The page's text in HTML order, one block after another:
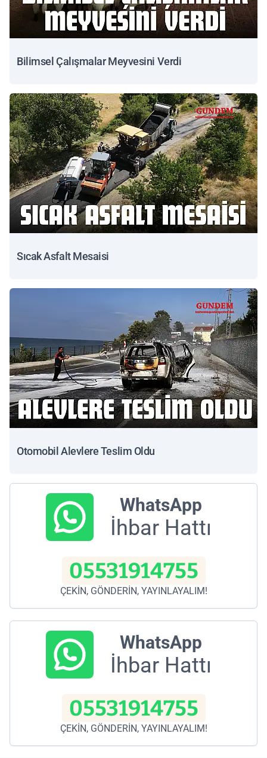
Bilimsel Çalışmalar Meyvesini Verdi
Sıcak Asfalt Mesaisi
Otomobil Alevlere Teslim Oldu
WhatsApp
İhbar Hattı
05531914755
ÇEKİN, GÖNDERİN, YAYINLAYALIM!
WhatsApp
İhbar Hattı
05531914755
ÇEKİN, GÖNDERİN, YAYINLAYALIM!